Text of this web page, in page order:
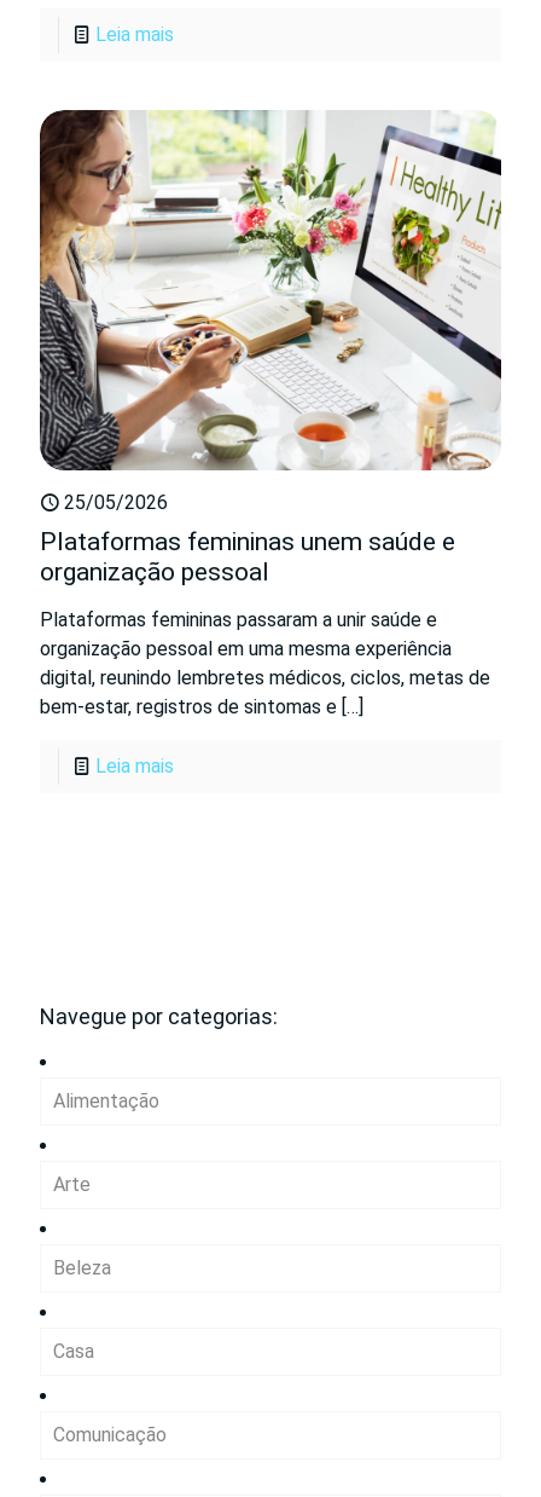
Leia mais
25/05/2026
Plataformas femininas unem saúde e
organização pessoal
Plataformas femininas passaram a unir saúde e
organização pessoal em uma mesma experiência
digital, reunindo lembretes médicos, ciclos, metas de
bem-estar, registros de sintomas e […]
Leia mais
Navegue por categorias:
Alimentação
Arte
Beleza
Casa
Comunicação